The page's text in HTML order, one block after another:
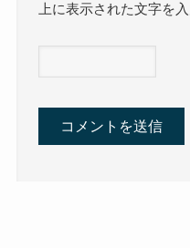
上に表示された文字を